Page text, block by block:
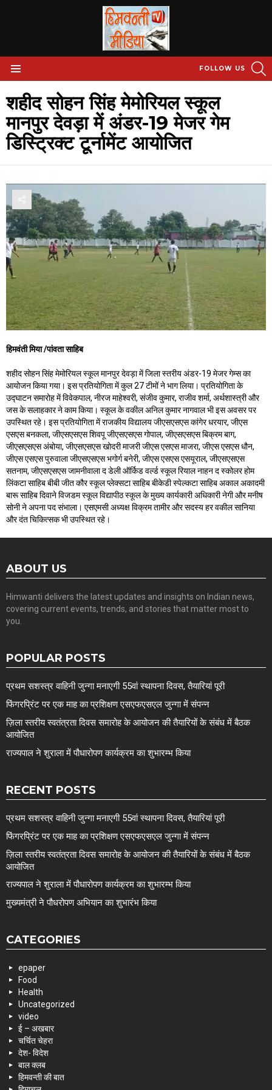
FOLLOW US
शहीद सोहन सिंह मेमोरियल स्कूल
मानपुर देवड़ा में अंडर-19 मेजर गेम
डिस्ट्रिक्ट टूर्नामेंट आयोजित
हिमवंती मिया/पांवता साहिब
शहीद सोहन सिंह मेमोरियल स्कूल मानपुर देवड़ा में जिला स्तरीय अंडर-19 मेजर गेम्स का
आयोजन किया गया। इस प्रतियोगिता में कुल 27 टीमों ने भाग लिया। प्रतियोगिता के
उद्घाटन समारोह में विवेकपाल, नीरज माहेश्वरी, संजीव कुमार, राजीव शर्मा, अर्थशास्त्री और
जस के सलाहकार ने काम किया। स्कूल के वकील अनिल कुमार नागवाल भी इस अवसर पर
उपस्थित रहे। इस प्रतियोगिता में राजकीय विद्यालय जीएसएसएस कांगेर धरयार, जीएस
एसएस बनकला, जीएसएसएस शिवपू जीएसएसएस गोपाल, जीएसएसएस बिक्रम बाग,
जीएसएसएस अंबोया, जीएसएसएस खोदरी माजरी जीएस एसएस माजरा, जीएस एसएस धौन,
जीएस एसएस पुरुवाला जीएसएसएस भगोर्ग बनेरी, जीएस एसएस एसयूराल, जीएसएसएस
सतनाम, जीएसएसएस जामनीवाला द डेली ऑर्किड वर्ल्ड स्कूल रियाल नाहन द स्कोलर होम
लिंकटा साहिब बीबी जीत कौर स्कूल प्लेक्सटा साहिब बीकेडी स्पेल्कटा साहिब अकाल अकादमी
बारू साहिब दिवाने विजडम स्कूल विद्यापीठ स्कूल के मुख्य कार्यकारी अधिकारी नेगी और मनीष
सोनी ने अपना पद संभाला। एसएमसी अध्यक्ष विक्रम तामीर और सदस्य हर वकील सानिया
और दंत चिकित्सक भी उपस्थित रहे।
ABOUT US
Himwanti delivers the latest updates and insights on Indian news,
covering current events, trends, and stories that matter most to
you.
POPULAR POSTS
प्रथम सशस्त्र वाहिनी जुन्गा मनाएगी 55वां स्थापना दिवस, तैयारियां पूरी
फिंगरप्रिंट पर एक माह का प्रशिक्षण एसएफएसएल जुन्गा में संपन्न
ज़िला स्तरीय स्वतंत्रता दिवस समारोह के आयोजन की तैयारियों के संबंध में बैठक
आयोजित
राज्यपाल ने शुराला में पौधारोपण कार्यक्रम का शुभारम्भ किया
RECENT POSTS
प्रथम सशस्त्र वाहिनी जुन्गा मनाएगी 55वां स्थापना दिवस, तैयारियां पूरी
फिंगरप्रिंट पर एक माह का प्रशिक्षण एसएफएसएल जुन्गा में संपन्न
ज़िला स्तरीय स्वतंत्रता दिवस समारोह के आयोजन की तैयारियों के संबंध में बैठक
आयोजित
राज्यपाल ने शुराला में पौधारोपण कार्यक्रम का शुभारम्भ किया
मुख्यमंत्री ने पौधरोपण अभियान का शुभारंभ किया
CATEGORIES
epaper
Food
Health
Uncategorized
video
ई – अखबार
चर्चित चेहरा
देश- विदेश
बाल क्लब
हिमवन्ती की बात